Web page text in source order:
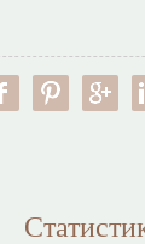
facebookpinterest